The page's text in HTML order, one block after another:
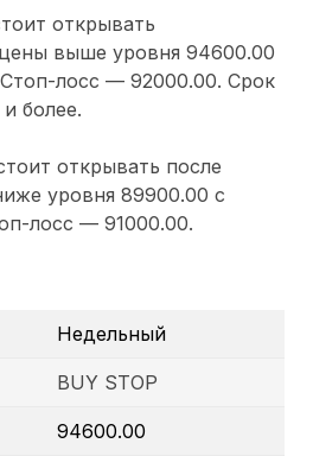
открывать
выше уровня 94600.00
лосс — 92000.00. Срок
более.
открывать после
уровня 89900.00 с
лосс — 91000.00.
Недельный
BUY STOP
94600.00